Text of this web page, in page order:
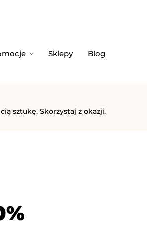
Sklepy Blog
sztukę. Skorzystaj z okazji.